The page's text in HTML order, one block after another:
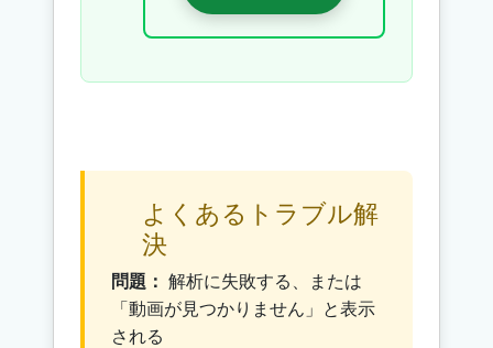
よくあるトラブル解
決
問題： 解析に失敗する、または
「動画が見つかりません」と表示
される